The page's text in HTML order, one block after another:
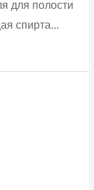
для полости
спирта...